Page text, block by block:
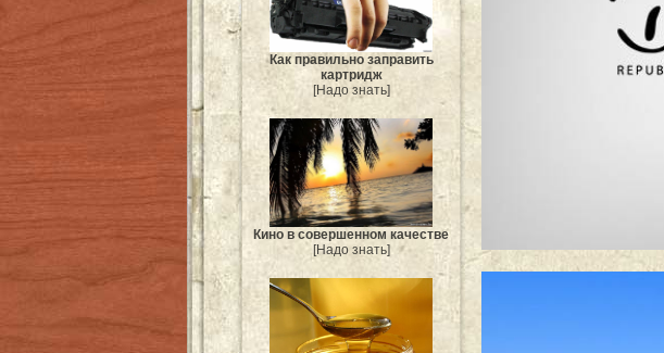
Как правильно заправить
картридж
[Надо знать]
Кино в совершенном качестве
[Надо знать]